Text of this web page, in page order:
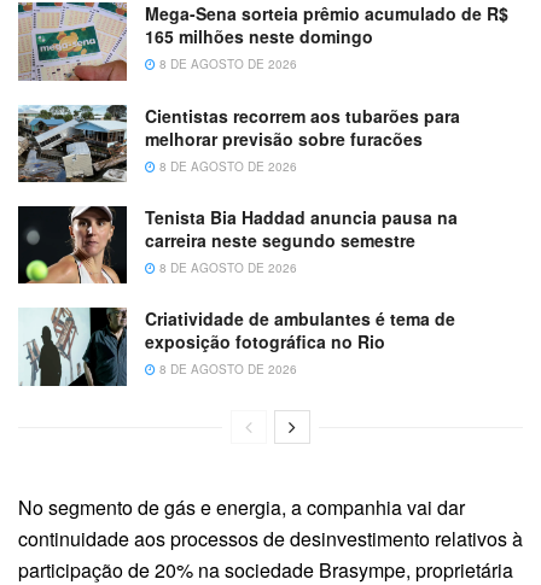
Mega-Sena sorteia prêmio acumulado de R$
165 milhões neste domingo
8 DE AGOSTO DE 2026
Cientistas recorrem aos tubarões para
melhorar previsão sobre furacões
8 DE AGOSTO DE 2026
Tenista Bia Haddad anuncia pausa na
carreira neste segundo semestre
8 DE AGOSTO DE 2026
Criatividade de ambulantes é tema de
exposição fotográfica no Rio
8 DE AGOSTO DE 2026
No segmento de gás e energia, a companhia vai dar
continuidade aos processos de desinvestimento relativos à
participação de 20% na sociedade Brasympe, proprietária